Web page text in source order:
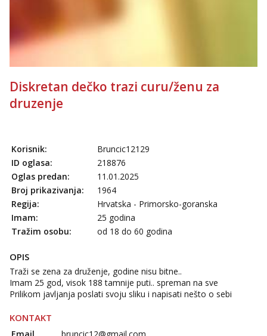
Diskretan dečko trazi curu/ženu za
druzenje
Korisnik:
Bruncic12129
ID oglasa:
218876
Oglas predan:
11.01.2025
Broj prikazivanja:
1964
Regija:
Hrvatska - Primorsko-goranska
Imam:
25 godina
Tražim osobu:
od 18 do 60 godina
OPIS
Traži se zena za druženje, godine nisu bitne..
Imam 25 god, visok 188 tamnije puti.. spreman na sve
Prilikom javljanja poslati svoju sliku i napisati nešto o sebi
KONTAKT